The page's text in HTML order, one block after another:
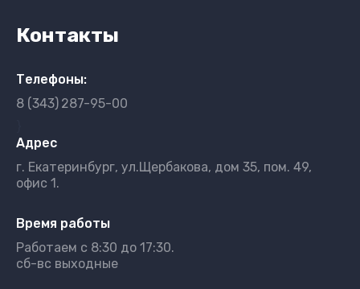
Контакты
Телефоны:
8 (343) 287-95-00
Адрес
г. Екатеринбург, ул.Щербакова, дом 35, пом. 49,
офис 1.
Время работы
Работаем с 8:30 до 17:30.
сб-вс выходные